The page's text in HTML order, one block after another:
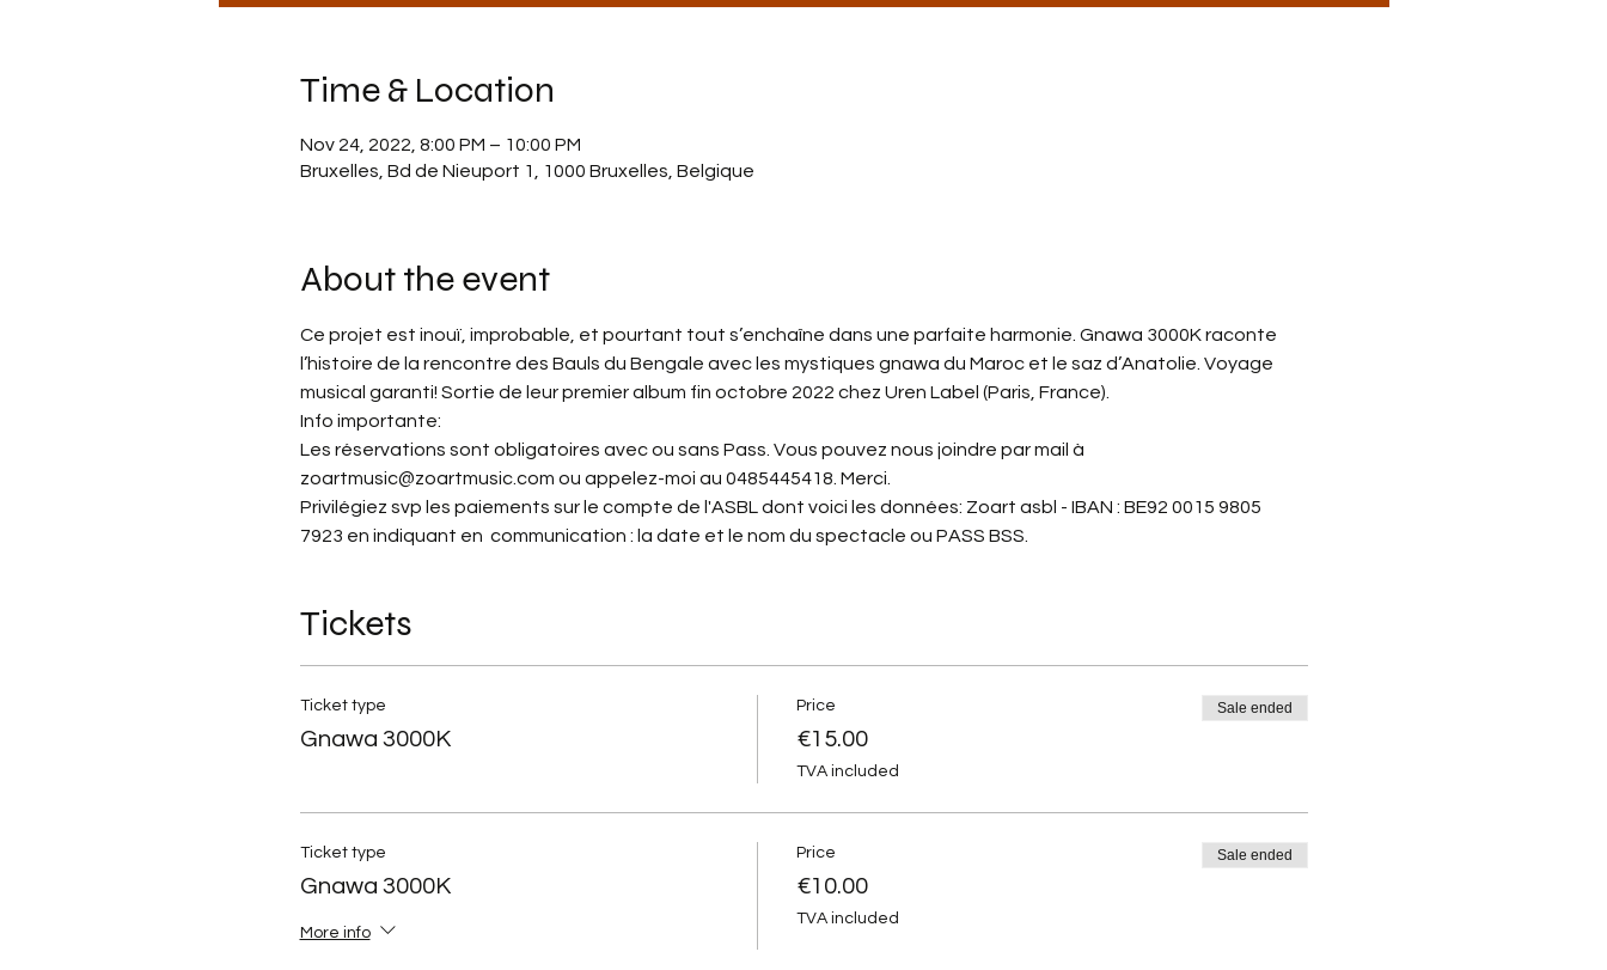
Time & Location
Nov 24, 2022, 8:00 PM – 10:00 PM
Bruxelles, Bd de Nieuport 1, 1000 Bruxelles, Belgique
About the event
Ce projet est inouï, improbable, et pourtant tout s’enchaîne dans une parfaite harmonie. Gnawa 3000K raconte
l’histoire de la rencontre des Bauls du Bengale avec les mystiques gnawa du Maroc et le saz d’Anatolie. Voyage
musical garanti! Sortie de leur premier album fin octobre 2022 chez Uren Label (Paris, France).
Info importante:
Les réservations sont obligatoires avec ou sans Pass. Vous pouvez nous joindre par mail à
zoartmusic@zoartmusic.com ou appelez-moi au 0485445418. Merci.
Privilégiez svp les paiements sur le compte de l'ASBL dont voici les données: Zoart asbl - IBAN : BE92 0015 9805
7923 en indiquant en  communication : la date et le nom du spectacle ou PASS BSS.
Tickets
Ticket type
Gnawa 3000K
Price
€15.00
TVA included
Sale ended
Ticket type
Gnawa 3000K
More info
Price
€10.00
TVA included
Sale ended